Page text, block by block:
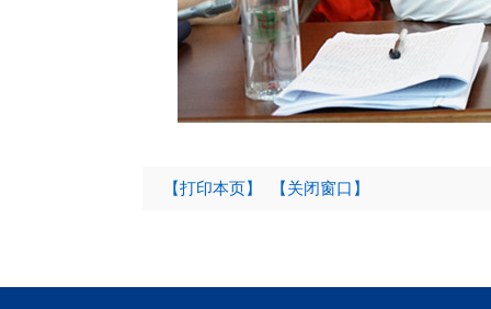
【打印本页】 【关闭窗口】